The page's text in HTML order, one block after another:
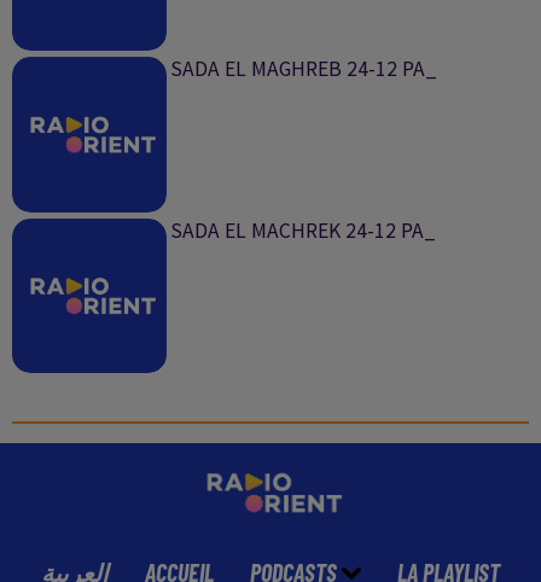
SADA EL MAGHREB 24-12 PA_
SADA EL MACHREK 24-12 PA_
العربية ACCUEIL PODCASTS LA PLAYLIST